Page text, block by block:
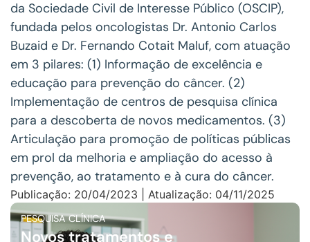
da Sociedade Civil de Interesse Público (OSCIP),
fundada pelos oncologistas Dr. Antonio Carlos
Buzaid e Dr. Fernando Cotait Maluf, com atuação
em 3 pilares: (1) Informação de excelência e
educação para prevenção do câncer. (2)
Implementação de centros de pesquisa clínica
para a descoberta de novos medicamentos. (3)
Articulação para promoção de políticas públicas
em prol da melhoria e ampliação do acesso à
prevenção, ao tratamento e à cura do câncer.
Publicação: 20/04/2023 | Atualização: 04/11/2025
PESQUISA CLÍNICA
Novos tratamentos e